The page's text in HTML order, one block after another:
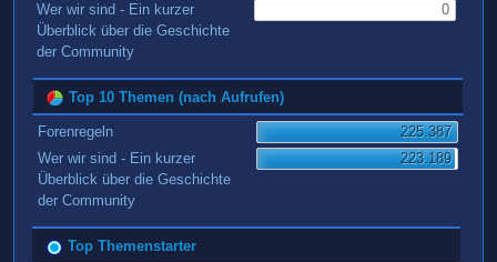
Wer wir sind - Ein kurzer
Überblick über die Geschichte
der Community
0
Top 10 Themen (nach Aufrufen)
Forenregeln
225.387
Wer wir sind - Ein kurzer
Überblick über die Geschichte
der Community
223.189
Top Themenstarter